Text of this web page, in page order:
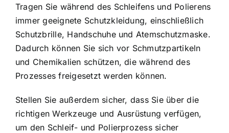
Tragen Sie während des Schleifens und Polierens
immer geeignete Schutzkleidung, einschließlich
Schutzbrille, Handschuhe und Atemschutzmaske.
Dadurch können Sie sich vor Schmutzpartikeln
und Chemikalien schützen, die während des
Prozesses freigesetzt werden können.
Stellen Sie außerdem sicher, dass Sie über die
richtigen Werkzeuge und Ausrüstung verfügen,
um den Schleif- und Polierprozess sicher